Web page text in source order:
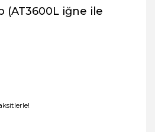
(AT3600L iğne ile